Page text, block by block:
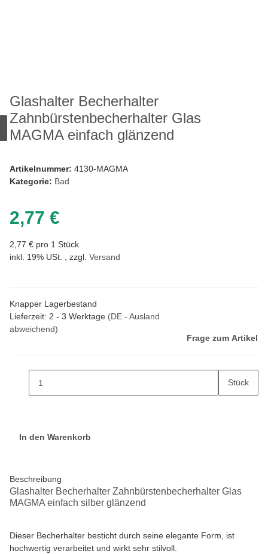
Glashalter Becherhalter
Zahnbürstenbecherhalter Glas
MAGMA einfach glänzend
Artikelnummer: 4130-MAGMA
Kategorie: Bad
2,77 €
2,77 € pro 1 Stück
inkl. 19% USt. , zzgl. Versand
Knapper Lagerbestand
Lieferzeit: 2 - 3 Werktage (DE - Ausland
abweichend)
Frage zum Artikel
Stück
In den Warenkorb
Beschreibung
Glashalter Becherhalter Zahnbürstenbecherhalter Glas
MAGMA einfach silber glänzend
Dieser Becherhalter besticht durch seine elegante Form, ist
hochwertig verarbeitet und wirkt sehr stilvoll.